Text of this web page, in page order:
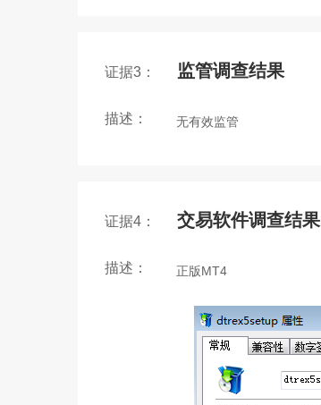
证据3： 监管调查结果
描述： 无有效监管
证据4： 交易软件调查结果
描述： 正版MT4